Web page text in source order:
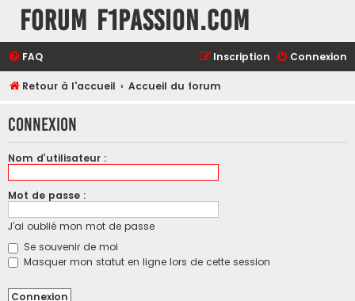
Forum F1Passion.com
FAQ Connexion
Inscription
Retour à l'accueil Accueil du forum
Connexion
Nom d’utilisateur :
Mot de passe :
J’ai oublié mon mot de passe
Se souvenir de moi
Masquer mon statut en ligne lors de cette session